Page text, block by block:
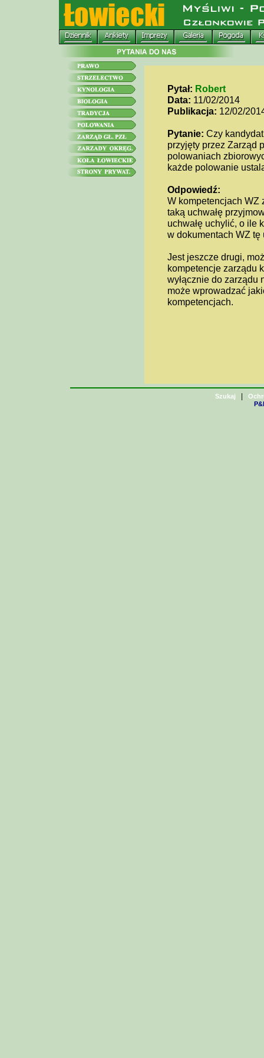
Pytał: Robert
Data: 11/02/2014
Publikacja: 12/02/
Pytanie: Czy
przyjęty przez Zarząd
polowaniach
każde polowanie
Odpowiedź:
W kompetencjach WZ
taką uchwałę
uchwałę uchylić, o ile
w dokumentach WZ tę
Jest jeszcze drugi,
kompetencje zarządu
wyłącznie do zarządu
może wprowadzać
kompetencjach.
Szukaj